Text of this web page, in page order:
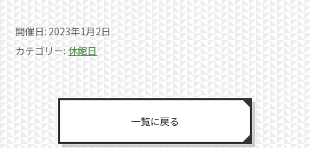
開催日: 2023年1月2日
カテゴリー: 休館日
一覧に戻る